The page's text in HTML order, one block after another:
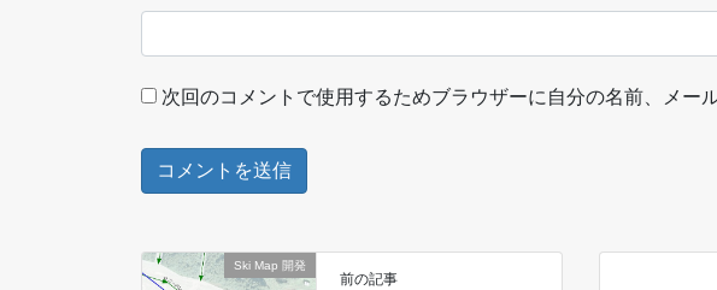
次回のコメントで使用するためブラウザーに自分の名前、メー
Ski Map 開発
前の記事